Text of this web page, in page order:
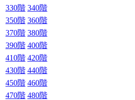
330階 340階
350階 360階
370階 380階
390階 400階
410階 420階
430階 440階
450階 460階
470階 480階